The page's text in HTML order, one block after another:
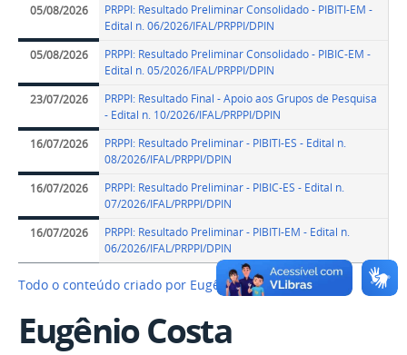
05/08/2026
PRPPI: Resultado Preliminar Consolidado - PIBITI-EM -
Edital n. 06/2026/IFAL/PRPPI/DPIN
05/08/2026
PRPPI: Resultado Preliminar Consolidado - PIBIC-EM -
Edital n. 05/2026/IFAL/PRPPI/DPIN
23/07/2026
PRPPI: Resultado Final - Apoio aos Grupos de Pesquisa
- Edital n. 10/2026/IFAL/PRPPI/DPIN
16/07/2026
PRPPI: Resultado Preliminar - PIBITI-ES - Edital n.
08/2026/IFAL/PRPPI/DPIN
16/07/2026
PRPPI: Resultado Preliminar - PIBIC-ES - Edital n.
07/2026/IFAL/PRPPI/DPIN
16/07/2026
PRPPI: Resultado Preliminar - PIBITI-EM - Edital n.
06/2026/IFAL/PRPPI/DPIN
Todo o conteúdo criado por Eugênio Costa…
Eugênio Costa